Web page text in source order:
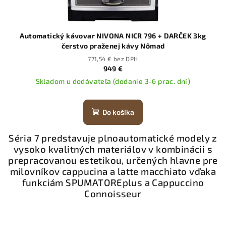
Automatický kávovar NIVONA NICR 796 + DARČEK 3kg
čerstvo praženej kávy Nômad
771,54 € bez DPH
949 €
Skladom u dodávateľa (dodanie 3-6 prac. dní)
Do košíka
Séria 7 predstavuje plnoautomatické modely z
vysoko kvalitných materiálov v kombinácii s
prepracovanou estetikou, určených hlavne pre
milovníkov cappucina a latte macchiato vďaka
funkciám SPUMATOREplus a Cappuccino
Connoisseur